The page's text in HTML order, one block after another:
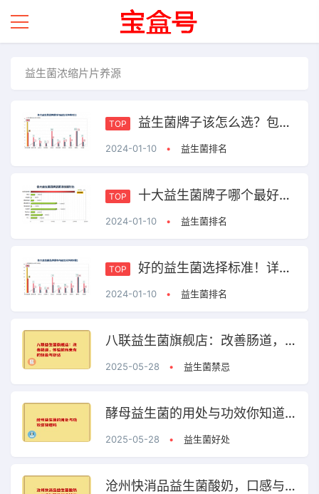
益生菌浓缩片片养源
TOP 益生菌牌子该怎么选？包装上这些信息能帮助你！
2024-01-10 • 益生菌排名
TOP 十大益生菌牌子哪个最好？第一名就是这点！
2024-01-10 • 益生菌排名
TOP 好的益生菌选择标准！详解包装上你没注意到的内容！
2024-01-10 • 益生菌排名
八联益生菌旗舰店：改善肠道，体验前所未有的轻盈与舒适
2025-05-28 • 益生菌禁忌
酵母益生菌的用处与功效你知道吗
2025-05-28 • 益生菌好处
沧州快消品益生菌酸奶，口感与营养到底够不够尝鲜？